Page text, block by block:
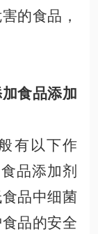
的食品，
食品添加
有以下作
品添加剂
品中细菌
品的安全